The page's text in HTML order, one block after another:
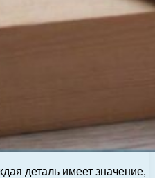
деталь имеет значение,